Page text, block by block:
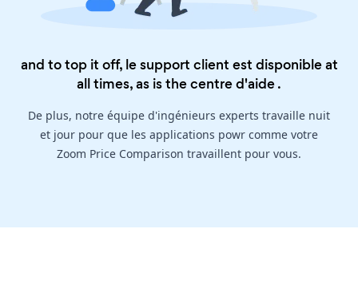
and to top it off, le support client est disponible at
all times, as is thecentre d'aide.
De plus, notre équipe d'ingénieurs experts travaille nuit
et jour pour que les applications powr comme votre
Zoom Price Comparison travaillent pour vous.